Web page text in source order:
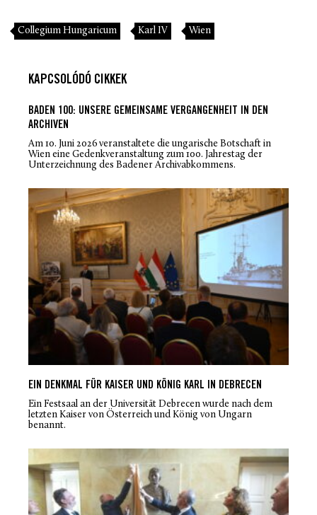
Collegium Hungaricum Karl IV Wien
KAPCSOLÓDÓ CIKKEK
BADEN 100: UNSERE GEMEINSAME VERGANGENHEIT IN DEN
ARCHIVEN
Am 10. Juni 2026 veranstaltete die ungarische Botschaft in
Wien eine Gedenkveranstaltung zum 100. Jahrestag der
Unterzeichnung des Badener Archivabkommens.
EIN DENKMAL FÜR KAISER UND KÖNIG KARL IN DEBRECEN
Ein Festsaal an der Universität Debrecen wurde nach dem
letzten Kaiser von Österreich und König von Ungarn
benannt.